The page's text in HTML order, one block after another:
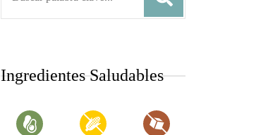
h
Ingredientes Saludables